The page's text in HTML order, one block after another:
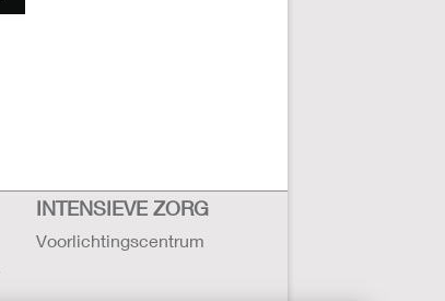
INTENSIEVE ZORG
Voorlichtingscentrum